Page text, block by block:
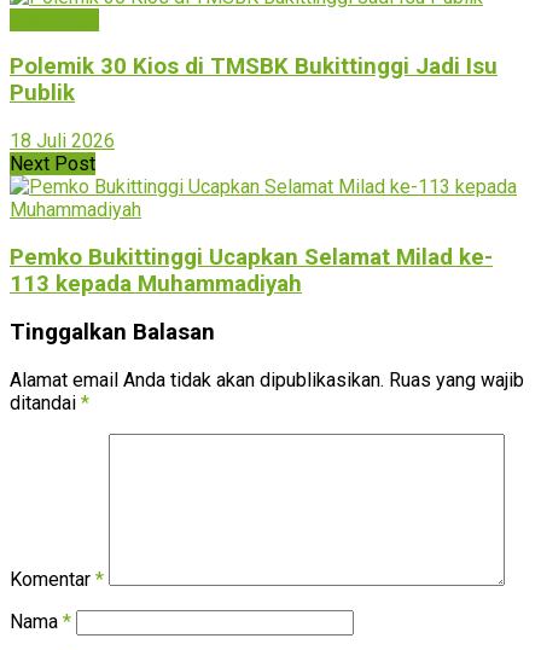
Polemik 30 Kios di TMSBK Bukittinggi Jadi Isu
Publik
18 Juli 2026
Next Post
Pemko Bukittinggi Ucapkan Selamat Milad ke-
113 kepada Muhammadiyah
Tinggalkan Balasan
Alamat email Anda tidak akan dipublikasikan. Ruas yang wajib
ditandai *
Komentar *
Nama *